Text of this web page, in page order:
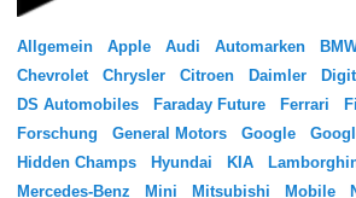
Allgemein Apple Audi Automarken
Chevrolet
Chrysler Citroen Daimler
DS Automobiles
Faraday Future Ferrari
Forschung
General Motors Google
Hidden Champs
Hyundai KIA
Mercedes-Benz
Mini Mitsubishi Mobile